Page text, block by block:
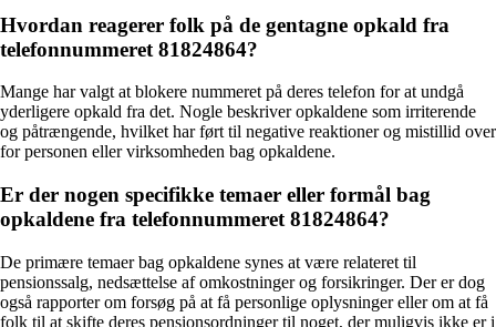
Hvordan reagerer folk på de gentagne opkald fra
telefonnummeret 81824864?
Mange har valgt at blokere nummeret på deres telefon for at undgå
yderligere opkald fra det. Nogle beskriver opkaldene som irriterende
og påtrængende, hvilket har ført til negative reaktioner og mistillid over
for personen eller virksomheden bag opkaldene.
Er der nogen specifikke temaer eller formål bag
opkaldene fra telefonnummeret 81824864?
De primære temaer bag opkaldene synes at være relateret til
pensionssalg, nedsættelse af omkostninger og forsikringer. Der er dog
også rapporter om forsøg på at få personlige oplysninger eller om at få
folk til at skifte deres pensionsordninger til noget, der muligvis ikke er i